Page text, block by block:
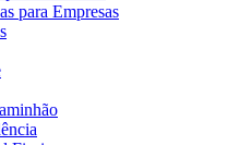
para Empresas